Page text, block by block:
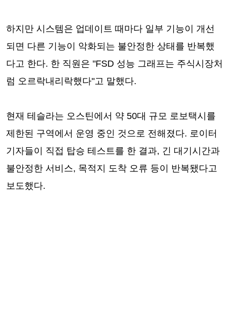
하지만 시스템은 업데이트 때마다 일부 기능이 개선
되면 다른 기능이 악화되는 불안정한 상태를 반복했
다고 한다. 한 직원은 "FSD 성능 그래프는 주식시장처
럼 오르락내리락했다"고 말했다.
현재 테슬라는 오스틴에서 약 50대 규모 로보택시를
제한된 구역에서 운영 중인 것으로 전해졌다. 로이터
기자들이 직접 탑승 테스트를 한 결과, 긴 대기시간과
불안정한 서비스, 목적지 도착 오류 등이 반복됐다고
보도했다.